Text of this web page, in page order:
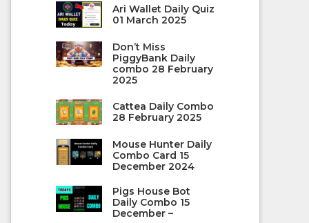
Ari Wallet Daily Quiz
01 March 2025
Don’t Miss
PiggyBank Daily
combo 28 February
2025
Cattea Daily Combo
28 February 2025
Mouse Hunter Daily
Combo Card 15
December 2024
Pigs House Bot
Daily Combo 15
December –